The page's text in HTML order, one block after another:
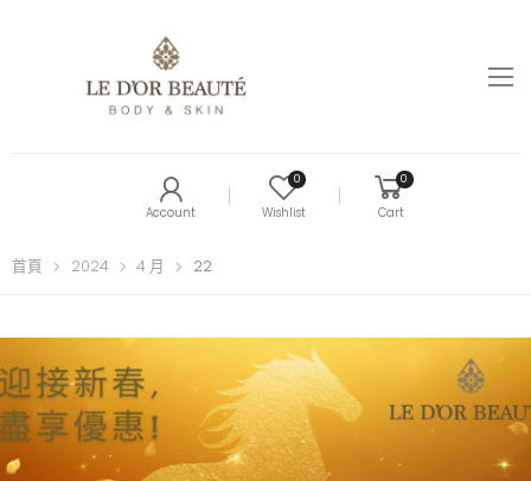
Account
0
Wishlist
0
Cart
首頁 2024 4 月 22